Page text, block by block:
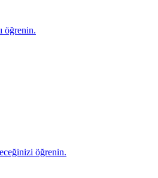
öğrenin.
öğrenin.